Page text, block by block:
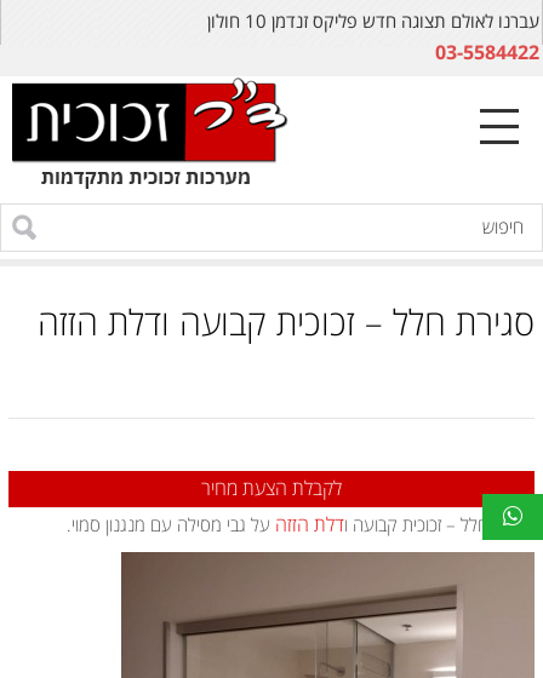
עברנו לאולם תצוגה חדש פליקס זנדמן 10 חולון
03-5584422
סגירת חלל – זכוכית קבועה ודלת הזזה
לקבלת הצעת מחיר
סגירת חלל – זכוכית קבועה ודלת הזזה על גבי מסילה עם מנגנון סמוי.